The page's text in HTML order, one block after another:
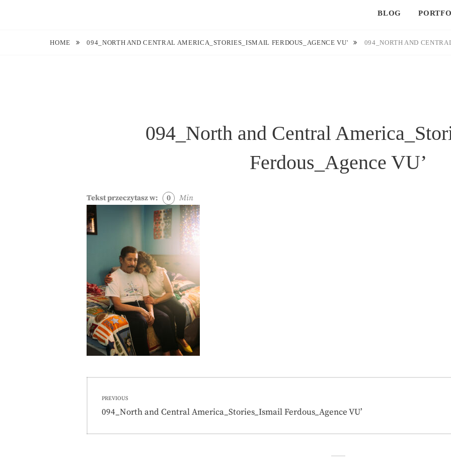
BLOG
HOME 094_NORTH AND CENTRAL AMERICA_STORIES_ISMAIL FERDOUS_AGENCE VU' 094_NORTH AND
094_North and Central
Ferdous_Agence VU’
Tekst przeczytasz w: 0 Min
wpisu
PREVIOUS
Previous
094_North and Central America_Stories_Ismail Ferdous_Agence VU’